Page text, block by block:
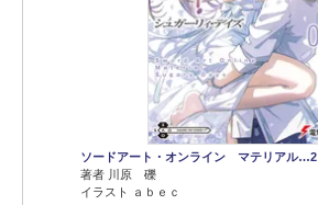
ソードアート・オンライン マテリアル…2
著者 川原 礫
イラスト ａｂｅｃ